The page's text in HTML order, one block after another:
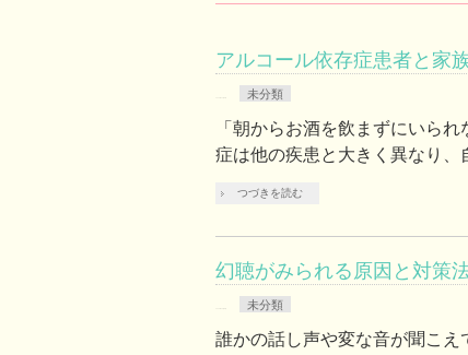
アルコール依存症患者と家
未分類
「朝からお酒を飲まずにいら
症は他の疾患と大きく異なり、
つづきを読む
幻聴がみられる原因と対策
未分類
誰かの話し声や変な音が聞こ